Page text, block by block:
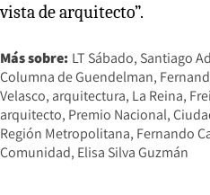
vista de arquitecto”.
Más sobre: LT Sábado Santiago
Columna de Guendelman
Velasco arquitectura La Reina Frei
arquitecto Premio Nacional
Región Metropolitana Fernando
Comunidad Elisa Silva Guzmán